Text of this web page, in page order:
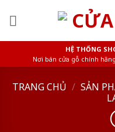
HỆ THỐNG
Nơi bán cửa gỗ chính
TRANG CHỦ / SẢN